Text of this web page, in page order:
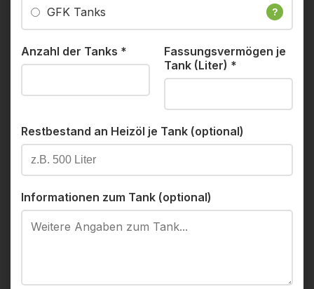
GFK Tanks ?
Anzahl der Tanks *
Fassungsvermögen je
Tank (Liter) *
Restbestand an Heizöl je Tank (optional)
Informationen zum Tank (optional)